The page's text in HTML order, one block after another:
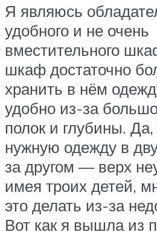
Я являюсь
удобного и не очень
вместительного
шкаф достаточно
хранить в нём
удобно из-за
полок и глубины. Да,
нужную одежду в
за другом — верх
имея троих детей,
это делать из-за
Вот как я вышла из